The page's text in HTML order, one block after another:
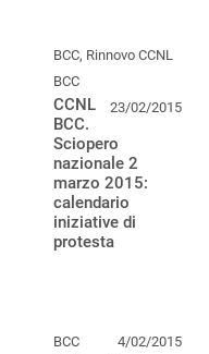
BCC, Rinnovo CCNL
BCC
23/02/2015
CCNL
BCC.
Sciopero
nazionale 2
marzo 2015:
calendario
iniziative di
protesta
BCC 4/02/2015